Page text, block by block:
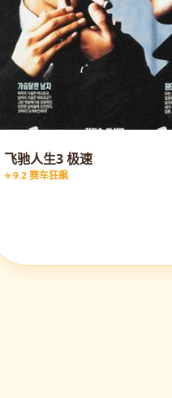
飞驰人生3 极速
⭐ 9.2 赛车狂飙